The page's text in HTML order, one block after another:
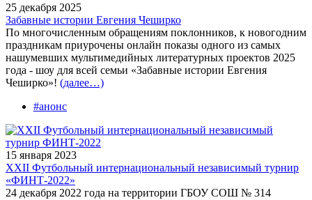
25 декабря 2025
Забавные истории Евгения Чеширко
По многочисленным обращениям поклонников, к новогодним
праздникам приурочены онлайн показы одного из самых
нашумевших мультимедийных литературных проектов 2025
года - шоу для всей семьи «Забавные истории Евгения
Чеширко»! (далее…)
#анонс
15 января 2023
XXII Футбольный интернациональный независимый турнир
«ФИНТ-2022»
24 декабря 2022 года на территории ГБОУ СОШ № 314